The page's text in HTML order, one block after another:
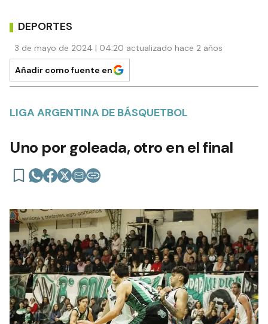
DEPORTES
3 de mayo de 2024 | 04:20 actualizado hace 2 años
Añadir como fuente en
LIGA ARGENTINA DE BÁSQUETBOL
Uno por goleada, otro en el final